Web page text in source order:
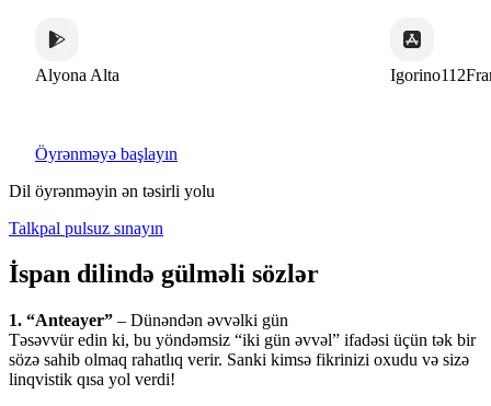
Alta Igorino112France
Öyrənməyə başlayın
Dil öyrənməyin ən təsirli yolu
Talkpal pulsuz sınayın
İspan dilində gülməli sözlər
1. “Anteayer” – Dünəndən əvvəlki gün
Təsəvvür edin ki, bu yöndəmsiz “iki gün əvvəl” ifadəsi üçün tək bir
sözə sahib olmaq rahatlıq verir. Sanki kimsə fikrinizi oxudu və sizə
linqvistik qısa yol verdi!